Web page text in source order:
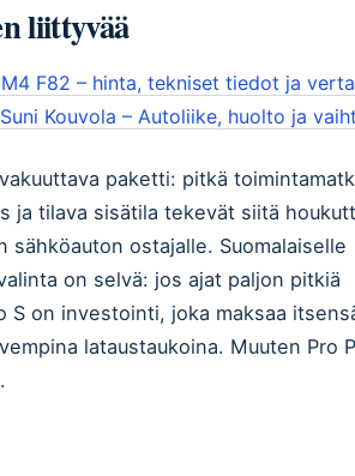
liittyvää
M4 F82 – hinta, tekniset tiedot ja
Kouvola – Autoliike, huolto ja
paketti: pitkä
ja tilava sisätila tekevät siitä
sähköauton ostajalle. Suomalaiselle
on selvä: jos ajat paljon pitkiä
S on investointi, joka maksaa
lataustaukoina. Muuten Pro